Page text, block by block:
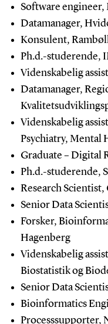
Software
Datamanager,
Konsulent, Rambøll
Ph.d.-studerende,
Videnskabelig
Datamanager,
Videnskabelig
Psychiatry, Mental
Graduate – Digital
Ph.d.-studerende,
Research Scientist,
Senior Data
Forsker,
Hagenberg
Videnskabelig
Biostatistik og
Senior Data
Bioinformatics
Processsupporter,